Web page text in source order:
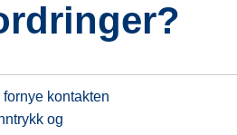
kontakten
og